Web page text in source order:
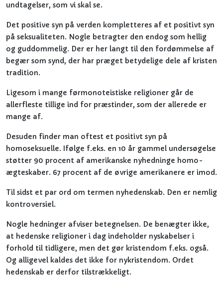
undtagelser, som vi skal se.
Det positive syn på verden kompletteres af et positivt syn
på seksualiteten. Nogle betragter den endog som hellig
og guddommelig. Der er her langt til den fordømmelse af
begær som synd, der har præget betydelige dele af kristen
tradition.
Ligesom i mange førmonoteistiske religioner går de
allerfleste tillige ind for præstinder, som der allerede er
mange af.
Desuden finder man oftest et positivt syn på
homoseksuelle. Ifølge f.eks. en 10 år gammel undersøgelse
støtter 90 procent af amerikanske nyhedninge homo-
ægteskaber. 67 procent af de øvrige amerikanere er imod.
Til sidst et par ord om termen nyhedenskab. Den er nemlig
kontroversiel.
Nogle hedninger afviser betegnelsen. De benægter ikke,
at hedenske religioner i dag indeholder nyskabelser i
forhold til tidligere, men det gør kristendom f.eks. også.
Og alligevel kaldes det ikke for nykristendom. Ordet
hedenskab er derfor tilstrækkeligt.